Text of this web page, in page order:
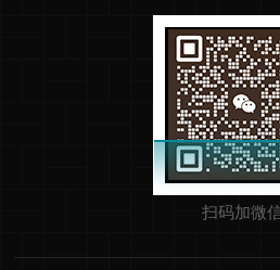
扫码加微